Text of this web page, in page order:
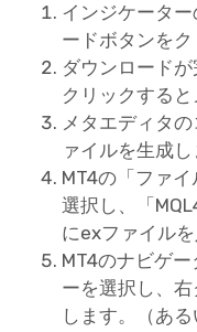
インジケータ
ードボタンをク
ダウンロード
クリックすると
メタエディタ
ァイルを生成し
MT4の「ファ
選択し、「
にexファイルを
MT4のナビゲ
ーを選択し、
します。（あ